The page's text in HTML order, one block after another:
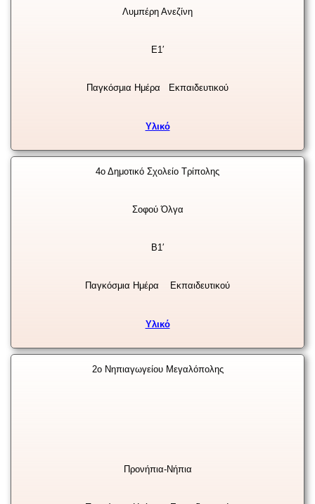
Λυμπέρη Ανεζίνη
Ε1′
Παγκόσμια Ημέρα Εκπαιδευτικού
Υλικό
4ο Δημοτικό Σχολείο Τρίπολης
Σοφού Όλγα
Β1′
Παγκόσμια Ημέρα Εκπαιδευτικού
Υλικό
2ο Νηπιαγωγείου Μεγαλόπολης
Προνήπια-Νήπια